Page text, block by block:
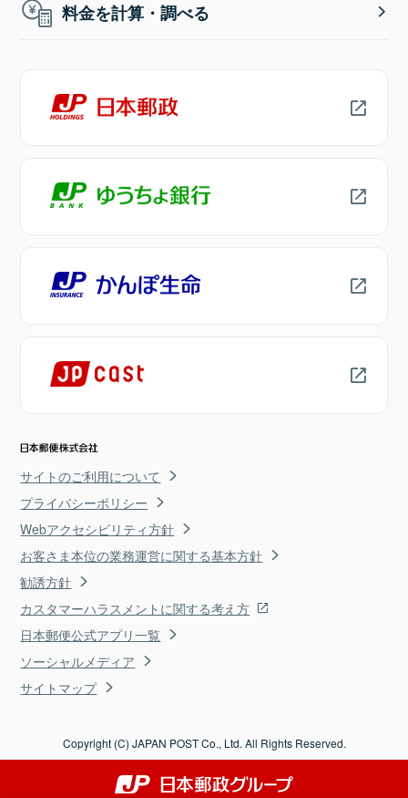
料金を計算・調べる
サイトのご利用について
プライバシーポリシー
Webアクセシビリティ方針
お客さま本位の業務運営に関する基本方針
勧誘方針
カスタマーハラスメントに関する考え方
日本郵便公式アプリ一覧
ソーシャルメディア
サイトマップ
Copyright (C) JAPAN POST Co., Ltd. All Rights Reserved.